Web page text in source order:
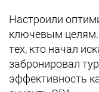
Настроили
ключевым
тех, кто начал
забронировал
эффективность